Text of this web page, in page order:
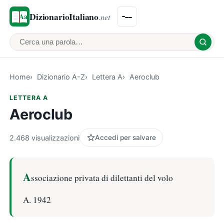
DizionarioItaliano.net
Cerca una parola
Home Dizionario A-Z Lettera A Aeroclub
LETTERA A
Aeroclub
2.468 visualizzazioni Accedi per salvare
Associazione privata di dilettanti del volo
A. 1942